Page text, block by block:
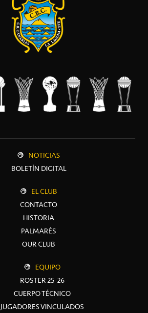
NOTICIAS
BOLETÍN DIGITAL
EL CLUB
CONTACTO
HISTORIA
PALMARÉS
OUR CLUB
EQUIPO
ROSTER 25-26
CUERPO TÉCNICO
JUGADORES VINCULADOS